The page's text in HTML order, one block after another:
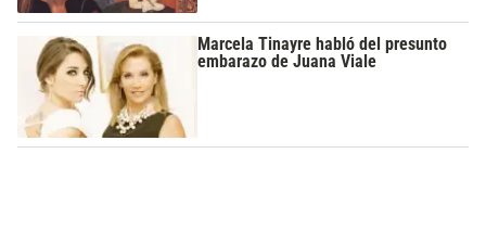
Marcela Tinayre habló del presunto
embarazo de Juana Viale